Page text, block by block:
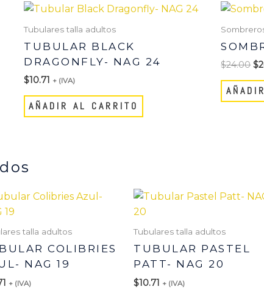
Tubulares talla adultos
TUBULAR BLACK
DRAGONFLY- NAG 24
$10.71 + (IVA)
AÑADIR AL CARRITO
$24.00
El
$
talla adultos
COLIBRIES
NAG 19
+ (IVA)
Tubulares talla adultos
TUBULAR PASTEL
PATT- NAG 20
$10.71 + (IVA)